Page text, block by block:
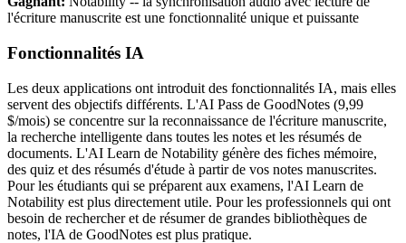
l'écriture manuscrite est une fonctionnalité unique et puissante
Fonctionnalités IA
Les deux applications ont introduit des fonctionnalités IA, mais elles
servent des objectifs différents. L'AI Pass de GoodNotes (9,99
$/mois) se concentre sur la reconnaissance de l'écriture manuscrite,
la recherche intelligente dans toutes les notes et les résumés de
documents. L'AI Learn de Notability génère des fiches mémoire,
des quiz et des résumés d'étude à partir de vos notes manuscrites.
Pour les étudiants qui se préparent aux examens, l'AI Learn de
Notability est plus directement utile. Pour les professionnels qui ont
besoin de rechercher et de résumer de grandes bibliothèques de
notes, l'IA de GoodNotes est plus pratique.